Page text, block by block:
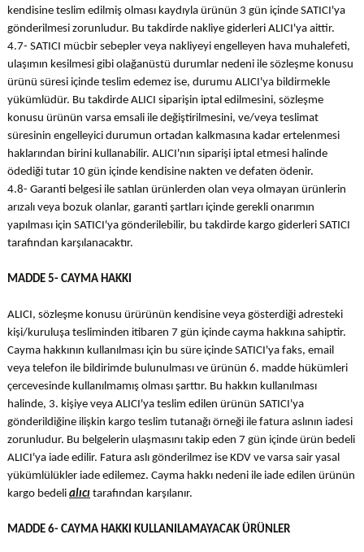
kendisine teslim edilmiş olması kaydıyla ürünün 3 gün içinde SATICI'ya
gönderilmesi zorunludur. Bu takdirde nakliye giderleri ALICI'ya aittir.
4.7- SATICI mücbir sebepler veya nakliyeyi engelleyen hava muhalefeti,
ulaşımın kesilmesi gibi olağanüstü durumlar nedeni ile sözleşme konusu
ürünü süresi içinde teslim edemez ise, durumu ALICI'ya bildirmekle
yükümlüdür. Bu takdirde ALICI siparişin iptal edilmesini, sözleşme
konusu ürünün varsa emsali ile değiştirilmesini, ve/veya teslimat
süresinin engelleyici durumun ortadan kalkmasına kadar ertelenmesi
haklarından birini kullanabilir. ALICI'nın siparişi iptal etmesi halinde
ödediği tutar 10 gün içinde kendisine nakten ve defaten ödenir.
4.8- Garanti belgesi ile satılan ürünlerden olan veya olmayan ürünlerin
arızalı veya bozuk olanlar, garanti şartları içinde gerekli onarımın
yapılması için SATICI'ya gönderilebilir, bu takdirde kargo giderleri SATICI
tarafından karşılanacaktır.
MADDE 5- CAYMA HAKKI
ALICI, sözleşme konusu ürürünün kendisine veya gösterdiği adresteki
kişi/kuruluşa tesliminden itibaren 7 gün içinde cayma hakkına sahiptir.
Cayma hakkının kullanılması için bu süre içinde SATICI'ya faks, email
veya telefon ile bildirimde bulunulması ve ürünün 6. madde hükümleri
çercevesinde kullanılmamış olması şarttır. Bu hakkın kullanılması
halinde, 3. kişiye veya ALICI'ya teslim edilen ürünün SATICI'ya
gönderildiğine ilişkin kargo teslim tutanağı örneği ile fatura aslının iadesi
zorunludur. Bu belgelerin ulaşmasını takip eden 7 gün içinde ürün bedeli
ALICI'ya iade edilir. Fatura aslı gönderilmez ise KDV ve varsa sair yasal
yükümlülükler iade edilemez. Cayma hakkı nedeni ile iade edilen ürünün
kargo bedeli alıcı tarafından karşılanır.
MADDE 6- CAYMA HAKKI KULLANILAMAYACAK ÜRÜNLER